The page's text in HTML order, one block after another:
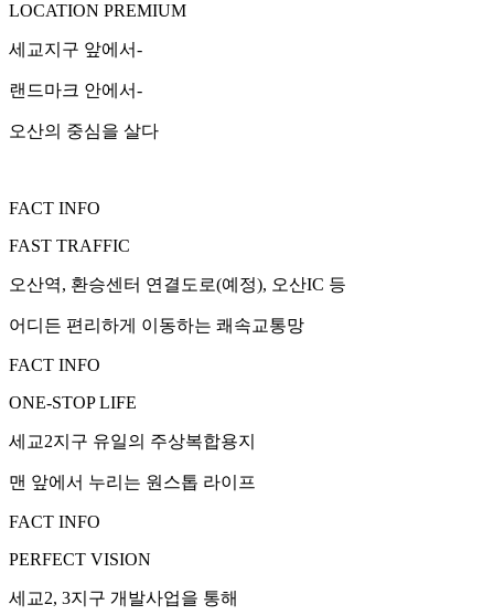
LOCATION PREMIUM
세교지구 앞에서-
랜드마크 안에서-
오산의 중심을 살다
FACT INFO
FAST TRAFFIC
오산역, 환승센터 연결도로(예정), 오산IC 등
어디든 편리하게 이동하는 쾌속교통망
FACT INFO
ONE-STOP LIFE
세교2지구 유일의 주상복합용지
맨 앞에서 누리는 원스톱 라이프
FACT INFO
PERFECT VISION
세교2, 3지구 개발사업을 통해